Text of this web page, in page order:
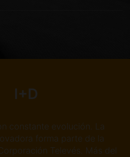
I+D
constante evolución. La
forma parte de la
Televés. Más del